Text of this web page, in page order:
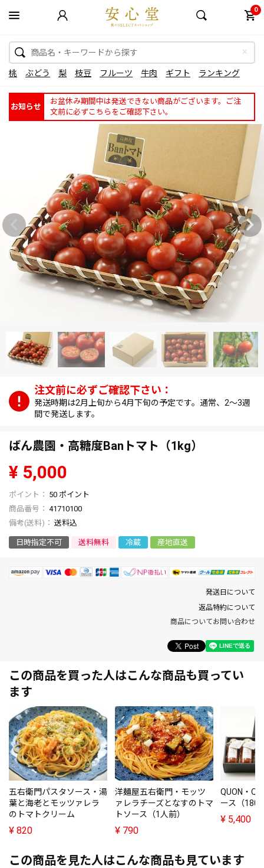
0
桃 ぶどう 梨 枝豆 フルーツ 牛肉 ギフト ランキング
お知らせ
お盆休み期間中は発送できない商品がございます。ご注
文前に必ずこちらをご確認下さい。
発送時期は2月上旬から4月下旬の予定です。通常、2～3週
間で発送します。
ばん農園・高糖度Banトマト（1kg）
¥ 5,000
50 ポイント
商品番号
41710100
送料込
日時指定不可 送料無料 冷蔵 産地直送
発送日について
返品特約について
商品についてお問い合わせ
この商品を買った人はこんな商品も買ってい
ます
五右衛門パスタソース・湯
葉と海老とモッツァレラ
のトマトクリーム
¥ 820
洋麺屋五右衛門・モッツ
ァレラチーズとなすのトマ
トソース（1人前）
¥ 790
QUON・
ース（
¥ 5,400
この商品を見た人はこんな商品も見ています